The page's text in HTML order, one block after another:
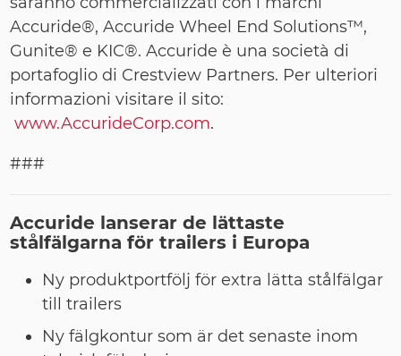
Accuride®, Accuride Wheel End Solutions™,
Gunite® e KIC®. Accuride è una società di
portafoglio di Crestview Partners. Per ulteriori
informazioni visitare il sito:
www.AccurideCorp.com.
###
Accuride lanserar de lättaste
stålfälgarna för trailers i Europa
Ny produktportfölj för extra lätta stålfälgar
till trailers
Ny fälgkontur som är det senaste inom